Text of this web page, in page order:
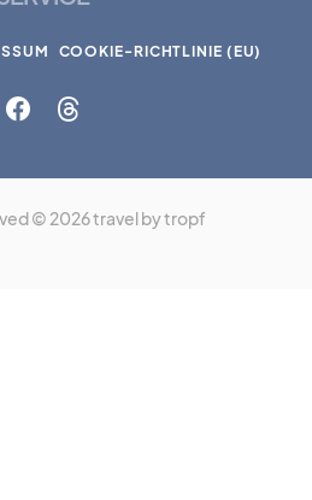
COOKIE-RICHTLINIE (EU)
© 2026 travel by tropf